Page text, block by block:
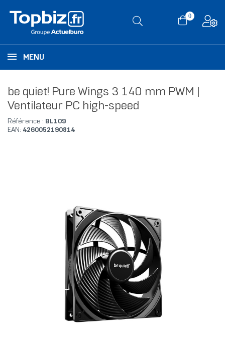
0
MENU
be quiet! Pure Wings 3 140 mm PWM |
Ventilateur PC high-speed
Référence : BL109
EAN: 4260052190814